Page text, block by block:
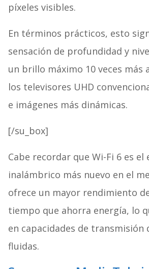
píxeles visibles.
En términos prácticos, esto
sensación de profundidad y
un brillo máximo 10 veces más
los televisores UHD
e imágenes más dinámicas.
[/su_box]
Cabe recordar que Wi-Fi 6 es el
inalámbrico más nuevo en el
ofrece un mayor rendimiento
tiempo que ahorra energía, lo
en capacidades de transmisión
fluidas.